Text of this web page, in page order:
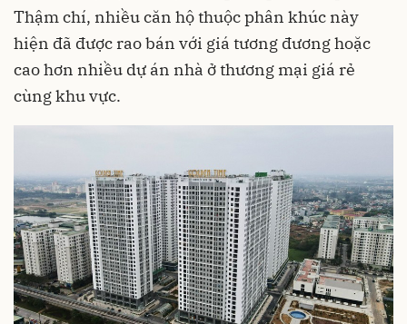
Thậm chí, nhiều căn hộ thuộc phân khúc này
hiện đã được rao bán với giá tương đương hoặc
cao hơn nhiều dự án nhà ở thương mại giá rẻ
cùng khu vực.